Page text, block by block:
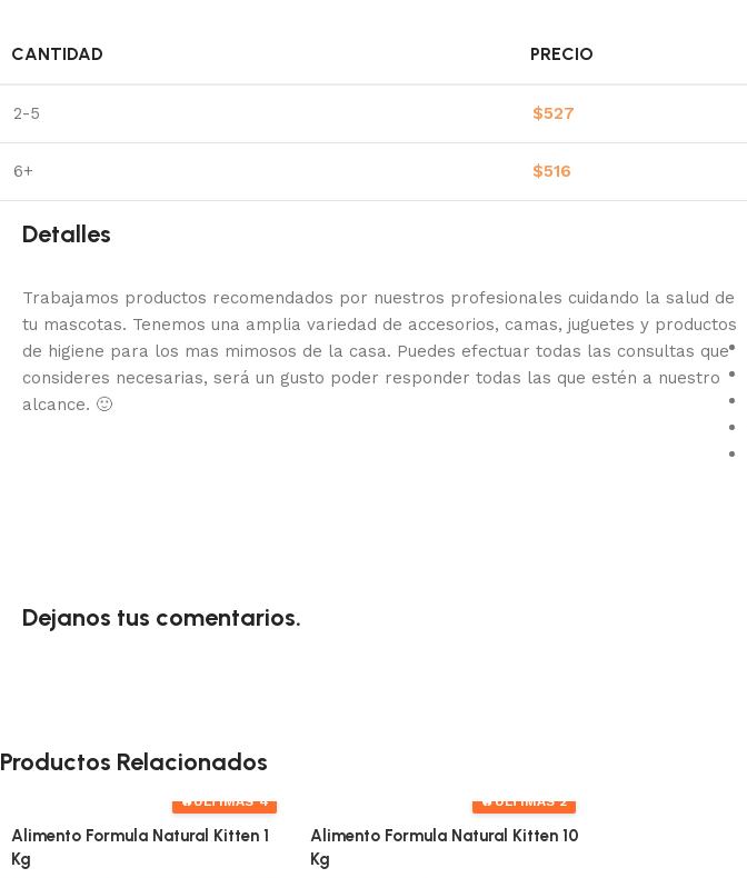
CANTIDAD PRECIO
2-5 $527
6+ $516
Detalles
Trabajamos productos recomendados por nuestros profesionales cuidando la salud de
tu mascotas. Tenemos una amplia variedad de accesorios, camas, juguetes y productos
de higiene para los mas mimosos de la casa. Puedes efectuar todas las consultas que
consideres necesarias, será un gusto poder responder todas las que estén a nuestro
alcance. 🙂
Dejanos tus comentarios.
Productos Relacionados
🔥ÚLTIMAS 4
Alimento Formula Natural Kitten 1
Kg
🔥ÚLTIMAS 2
Alimento Formula Natural Kitten 10
Kg